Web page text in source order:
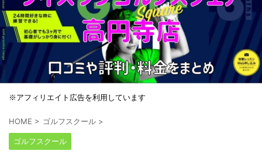
※アフィリエイト広告を利用しています
HOME > ゴルフスクール >
ゴルフスクール